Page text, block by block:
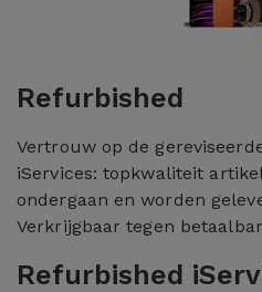
Refurbished
Vertrouw op de
iServices: topkwaliteit
ondergaan en worden
Verkrijgbaar tegen
Refurbished